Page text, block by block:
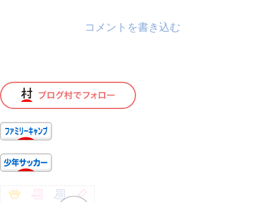
コメントを書き込む